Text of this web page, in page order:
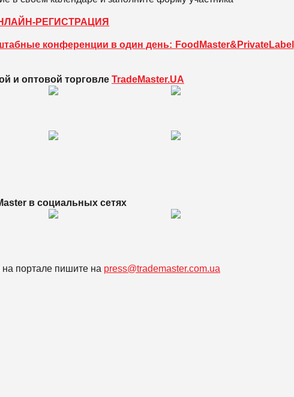
РЕГИСТРАЦИЯ
конференции в один день: FoodMaster&PrivateLabel
и оптовой торговле TradeMaster.UA
в социальных сетях
портале пишите на press@trademaster.com.ua